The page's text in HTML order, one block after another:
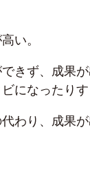
い。
きず、成果
になったりす
わり、成果